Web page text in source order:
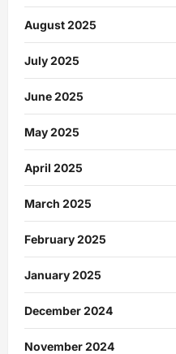
August 2025
July 2025
June 2025
May 2025
April 2025
March 2025
February 2025
January 2025
December 2024
November 2024